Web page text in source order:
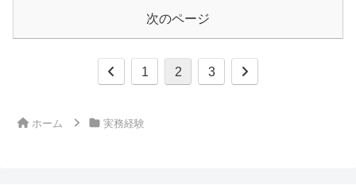
次のページ
前
1 2 3
次
ホーム 実務経験